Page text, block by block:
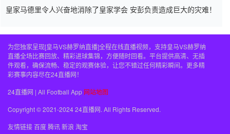
皇家马德里令人兴奋地消除了皇家学会 安彭负责造成巨大的灾难！
为您独家呈现[皇马VS赫罗纳直播]全程在线直播视频，支持皇马VS赫罗纳
直播全场比赛回放、精彩进球集锦，方便随时回看。平台提供高清、无插
件观看，确保流畅、稳定的观赛体验，让您不错过任何精彩瞬间。更多精
彩赛事内容尽在24直播网！
24直播网 | All Football App 网站地图
Copyright © 2021-2024 24直播网. All Rights Reserved.
友情链接百度腾讯新浪 淘宝